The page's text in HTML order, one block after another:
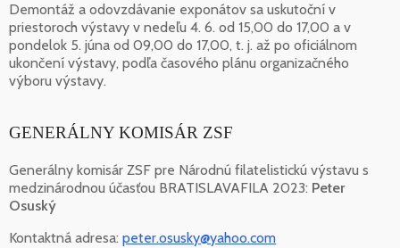
Demontáž a odovzdávanie exponátov sa uskutoční v
priestoroch výstavy v nedeľu 4. 6. od 15,00 do 17,00 a v
pondelok 5. júna od 09,00 do 17,00, t. j. až po oficiálnom
ukončení výstavy, podľa časového plánu organizačného
výboru výstavy.
GENERÁLNY KOMISÁR ZSF
Generálny komisár ZSF pre Národnú filatelistickú výstavu s
medzinárodnou účasťou BRATISLAVAFILA 2023: Peter
Osuský
Kontaktná adresa: peter.osusky@yahoo.com